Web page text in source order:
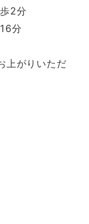
2分
分
上がりいただ